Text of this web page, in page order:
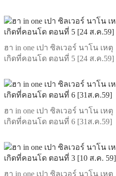
ฮา in one เปา ซิลเวอร์ นาโน เหตุ
เกิดที่คอนโด ตอนที่ 5 [24 ส.ค.59]
ฮา in one เปา ซิลเวอร์ นาโน เหตุ
เกิดที่คอนโด ตอนที่ 6 [31ส.ค.59]
ฮา in one เปา ซิลเวอร์ นาโน เหตุ